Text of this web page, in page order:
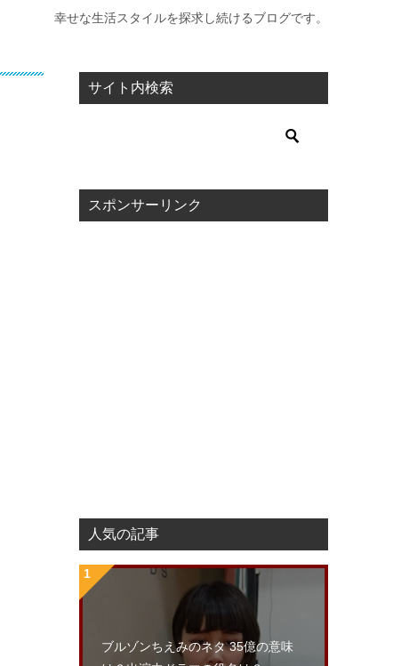
幸せな生活スタイルを探求し続けるブログです。
サイト内検索
スポンサーリンク
人気の記事
ブルゾンちえみのネタ 35億の意味